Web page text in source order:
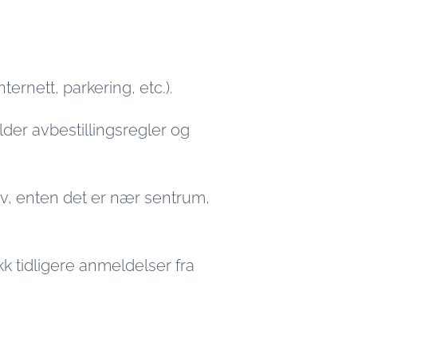
parkering, etc.).
avbestillingsregler og
enten det er nær sentrum,
tidligere anmeldelser fra